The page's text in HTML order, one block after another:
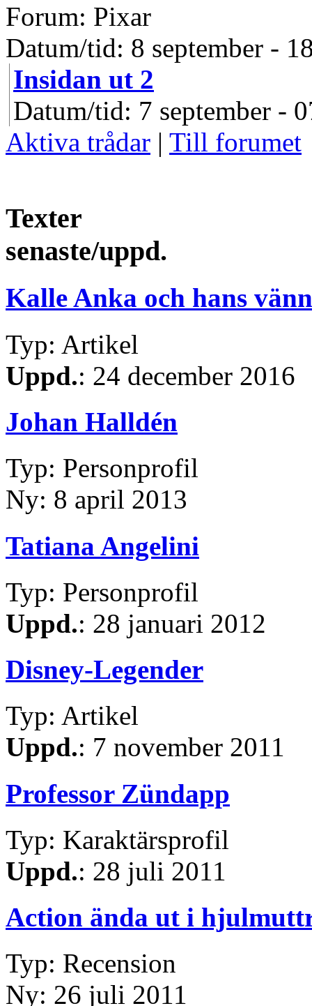
Forum: Pixar
Datum/tid: 8 september -
Insidan ut 2
Datum/tid: 7 september -
Aktiva trådar | Till forumet
Texter
senaste/uppd.
Kalle Anka och hans
Typ: Artikel
Uppd.: 24 december 2016
Johan Halldén
Typ: Personprofil
Ny: 8 april 2013
Tatiana Angelini
Typ: Personprofil
Uppd.: 28 januari 2012
Disney-Legender
Typ: Artikel
Uppd.: 7 november 2011
Professor Zündapp
Typ: Karaktärsprofil
Uppd.: 28 juli 2011
Action ända ut i
Typ: Recension
Ny: 26 juli 2011